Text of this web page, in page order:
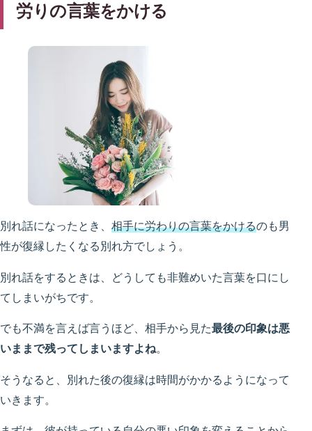
労りの言葉をかける
別れ話になったとき、 相手に労わりの言葉をかけるのも男
性が復縁したくなる別れ方でしょう。
別れ話をするときは、どうしても非難めいた言葉を口にし
てしまいがちです。
でも不満を言えば言うほど、相手から見た最後の印象は悪
いままで残ってしまいますよね。
そうなると、別れた後の復縁は時間がかかるようになって
いきます。